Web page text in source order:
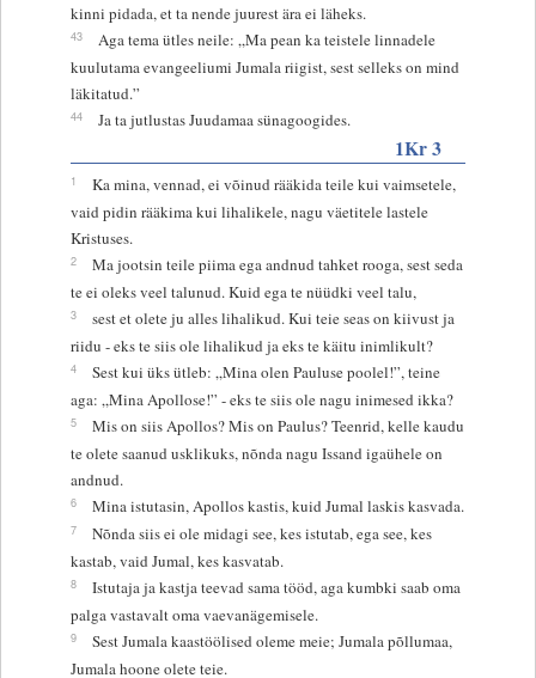
kinni pidada, et ta nende juurest ära ei läheks.
43
Aga tema ütles neile: „Ma pean ka teistele linnadele
kuulutama evangeeliumi Jumala riigist, sest selleks on mind
läkitatud.”
44 Ja ta jutlustas Juudamaa sünagoogides.
1Kr 3
1
Ka mina, vennad, ei võinud rääkida teile kui vaimsetele,
vaid pidin rääkima kui lihalikele, nagu väetitele lastele
Kristuses.
2
Ma jootsin teile piima ega andnud tahket rooga, sest seda
te ei oleks veel talunud. Kuid ega te nüüdki veel talu,
3
sest et olete ju alles lihalikud. Kui teie seas on kiivust ja
riidu - eks te siis ole lihalikud ja eks te käitu inimlikult?
4
Sest kui üks ütleb: „Mina olen Pauluse poolel!”, teine
aga: „Mina Apollose!” - eks te siis ole nagu inimesed ikka?
5
Mis on siis Apollos? Mis on Paulus? Teenrid, kelle kaudu
te olete saanud usklikuks, nõnda nagu Issand igaühele on
andnud.
6 Mina istutasin, Apollos kastis, kuid Jumal laskis kasvada.
7
Nõnda siis ei ole midagi see, kes istutab, ega see, kes
kastab, vaid Jumal, kes kasvatab.
8
Istutaja ja kastja teevad sama tööd, aga kumbki saab oma
palga vastavalt oma vaevanägemisele.
9
Sest Jumala kaastöölised oleme meie; Jumala põllumaa,
Jumala hoone olete teie.